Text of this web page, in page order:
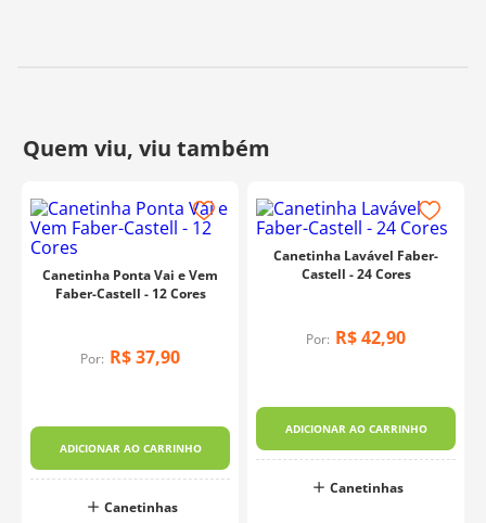
Canetinha Ponta Vai e Vem
Faber-Castell - 12 Cores
Por: R$37,90
ADICIONAR AO CARRINHO
Canetinhas
Canetinha Lavável Faber-
Castell - 24 Cores
Por: R$42,90
ADICIONAR AO CARRINHO
Canetinhas